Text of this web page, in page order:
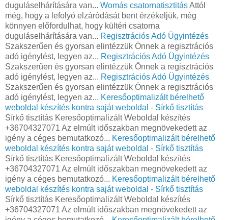
duguláselhárítására van... Womás csatornatisztitásAttól
még, hogy a lefolyó elzáródását bent érzékeljük, még
könnyen előfordulhat, hogy kültéri csatorna
duguláselhárítására van... Regisztrációs Adó Ügyintézés
Szakszerűen és gyorsan elintézzük Önnek a regisztrációs
adó igénylést, legyen az... Regisztrációs Adó Ügyintézés
Szakszerűen és gyorsan elintézzük Önnek a regisztrációs
adó igénylést, legyen az... Regisztrációs Adó Ügyintézés
Szakszerűen és gyorsan elintézzük Önnek a regisztrációs
adó igénylést, legyen az... Keresőoptimalizált bérelhető
weboldal készítés kontra saját weboldal - Sírkő tisztítás
Sírkő tisztítás Keresőoptimalizált Weboldal készítés
+36704327071 Az elmúlt időszakban megnövekedett az
igény a céges bemutatkozó... Keresőoptimalizált bérelhető
weboldal készítés kontra saját weboldal - Sírkő tisztítás
Sírkő tisztítás Keresőoptimalizált Weboldal készítés
+36704327071 Az elmúlt időszakban megnövekedett az
igény a céges bemutatkozó... Keresőoptimalizált bérelhető
weboldal készítés kontra saját weboldal - Sírkő tisztítás
Sírkő tisztítás Keresőoptimalizált Weboldal készítés
+36704327071 Az elmúlt időszakban megnövekedett az